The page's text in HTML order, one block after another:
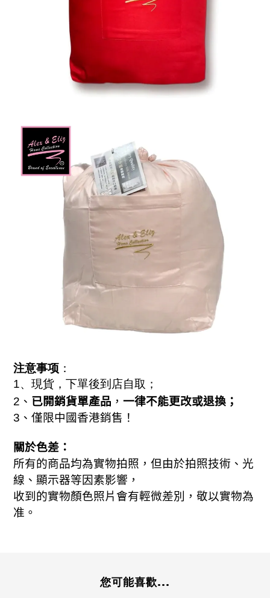
注意事项 ：
1、現貨，下單後到店自取 ；
2 、 已開銷貨單產品 ， 一律不能更改或退換；
3 、僅限中國香港銷售！
關於色差：
所有的商品均為實物拍照，但由於拍照技術、光
線、顯示器等因素影響，
收到的實物顏色照片會有輕微差別，敬以實物為
准。
您可能喜歡...